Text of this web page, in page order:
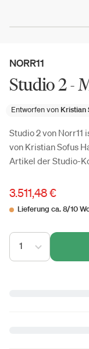
NORR11
Studio 2 -
Entworfen von Kristian
Studio 2 von Norr11
von Kristian Sofus
Artikel der Studio-
3.511,48 €
Lieferung ca. 8/10
1